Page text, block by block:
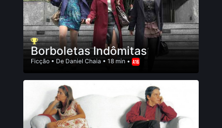
Borboletas Indômitas
Ficção • De Daniel Chaia • 18 min •